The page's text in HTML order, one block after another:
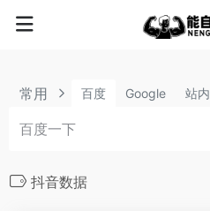
常用 百度 Google 站内
抖音数据